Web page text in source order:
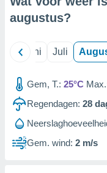
augustus?
Juni Juli
Gem, T.: 25°C
Regendagen: 28
Gem. wind: 2 m/s